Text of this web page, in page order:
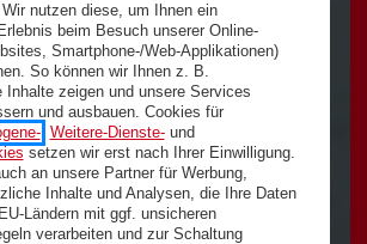
nutzen diese, um Ihnen ein
beim Besuch unserer Online-
Smartphone-/Web-Applikationen)
So können wir Ihnen z. B.
Inhalte zeigen und unsere Services
und ausbauen. Cookies für
, Weitere-Dienste-und
setzen wir erst nach Ihrer Einwilligung.
an unsere Partner für Werbung,
Inhalte und Analysen, die Ihre Daten
Ländern mit ggf. unsicheren
verarbeiten und zur Schaltung